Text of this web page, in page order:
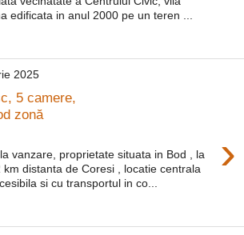
edificata in anul 2000 pe un teren ...
2025
5 camere,
zonă
›
vanzare, proprietate situata in Bod , la
km distanta de Coresi , locatie centrala
si cu transportul in co...